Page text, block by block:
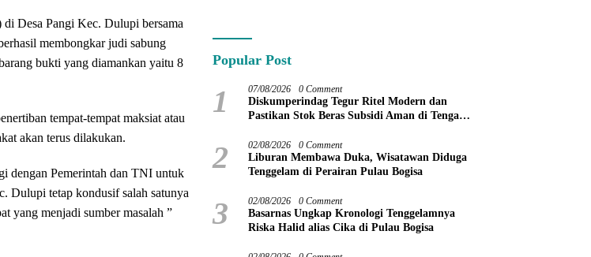
Desa Pangi Kec. Dulupi bersama
membongkar judi sabung
bukti yang diamankan yaitu 8
tempat-tempat maksiat atau
akan terus dilakukan.
dengan Pemerintah dan TNI untuk
Dulupi tetap kondusif salah satunya
yang menjadi sumber masalah ”
Pelaku Usaha
Popular Post
1 07/08/2026 0 Comment
Diskumperindag Tegur Ritel Modern dan
Pastikan Stok Beras Subsidi Aman di Tengah
2 02/08/2026 0 Comment
Liburan Membawa Duka, Wisatawan Diduga
Tenggelam di Perairan Pulau Bogisa
3 02/08/2026 0 Comment
Basarnas Ungkap Kronologi Tenggelamnya
Riska Halid alias Cika di Pulau Bogisa